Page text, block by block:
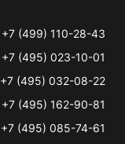
+7 (499) 110-28-43
+7 (495) 023-10-01
+7 (495) 032-08-22
+7 (495) 162-90-81
+7 (495) 085-74-61